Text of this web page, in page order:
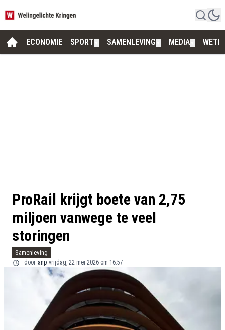
ECONOMIE SPORT SAMENLEVING MEDIA
ProRail krijgt boete van 2,75
miljoen vanwege te veel
storingen
Samenleving
door anp vrijdag, 22 mei 2026 om 16:57